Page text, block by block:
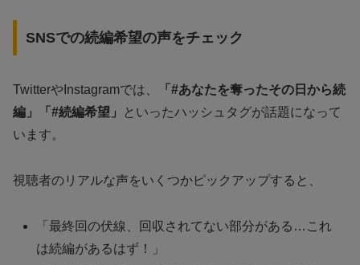
SNSでの続編希望の声をチェック
TwitterやInstagramでは、
「#あなたを奪ったその日から続
編」「#続編希望」
といったハッシュタグが話題になって
います。
視聴者のリアルな声をいくつかピックアップすると、
「最終回の伏線、回収されてない部分がある…これ
は続編があるはず！」